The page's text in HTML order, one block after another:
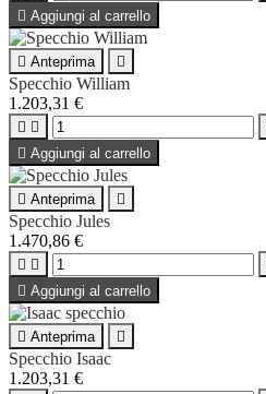
 Aggiungi al carrello
 Anteprima 
Specchio William
1.203,31 €
 
 Aggiungi al carrello
 Anteprima 
Specchio Jules
1.470,86 €
 
 Aggiungi al carrello
 Anteprima 
Specchio Isaac
1.203,31 €